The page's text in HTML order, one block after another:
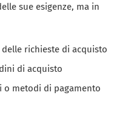
sue esigenze, ma in
richieste di acquisto
di acquisto
o metodi di pagamento